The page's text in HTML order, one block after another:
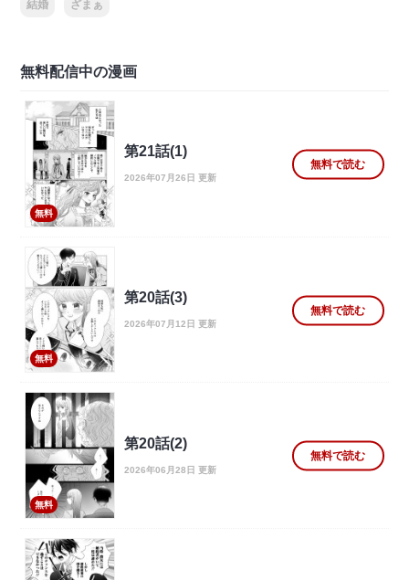
結婚 ざまぁ
無料配信中の漫画
無料
第21話(1)
2026年07月26日 更新
無料で読む
無料
第20話(3)
2026年07月12日 更新
無料で読む
無料
第20話(2)
2026年06月28日 更新
無料で読む